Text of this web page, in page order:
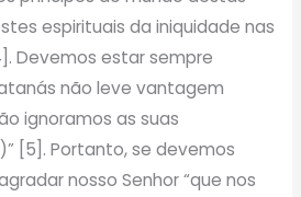
espirituais da iniquidade nas
Devemos estar sempre
não leve vantagem
ignoramos as suas
[5]. Portanto, se devemos
nosso Senhor “que nos